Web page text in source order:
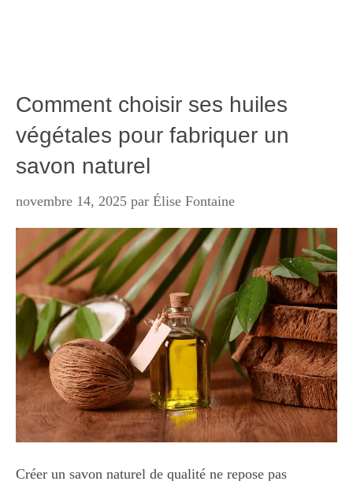
Comment choisir ses huiles
végétales pour fabriquer un
savon naturel
novembre 14, 2025 par Élise Fontaine
Créer un savon naturel de qualité ne repose pas